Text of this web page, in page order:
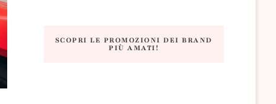
SCOPRI LE PROMOZIONI DEI BRAND
PIÙ AMATI!